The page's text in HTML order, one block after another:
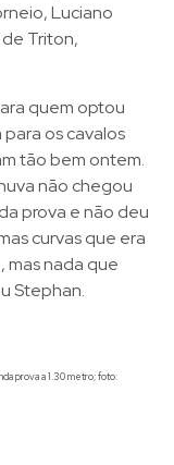
Luciano
Triton,
quem optou
para os cavalos
tão bem ontem.
não chegou
prova e não deu
curvas que era
mas nada que
Stephan.
prova a 1.30 metro; foto: